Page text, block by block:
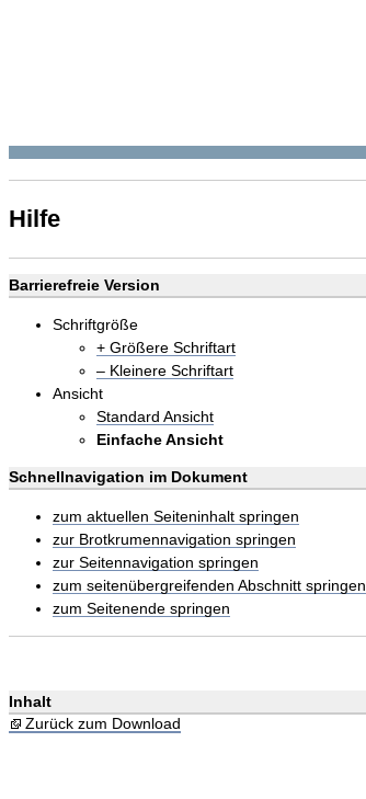
Hilfe
Barrierefreie Version
Schriftgröße
+ Größere Schriftart
– Kleinere Schriftart
Ansicht
Standard Ansicht
Einfache Ansicht
Schnellnavigation im Dokument
zum aktuellen Seiteninhalt springen
zur Brotkrumennavigation springen
zur Seitennavigation springen
zum seitenübergreifenden Abschnitt springen
zum Seitenende springen
Inhalt
Zurück zum Download